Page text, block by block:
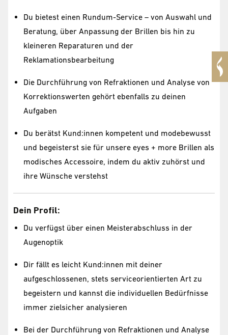
Du bietest einen Rundum-Service – von Auswahl und
Beratung, über Anpassung der Brillen bis hin zu
kleineren Reparaturen und der
Reklamationsbearbeitung
Die Durchführung von Refraktionen und Analyse von
Korrektionswerten gehört ebenfalls zu deinen
Aufgaben
Du berätst Kund:innen kompetent und modebewusst
und begeisterst sie für unsere eyes + more Brillen als
modisches Accessoire, indem du aktiv zuhörst und
ihre Wünsche verstehst
Dein Profil:
Du verfügst über einen Meisterabschluss in der
Augenoptik
Dir fällt es leicht Kund:innen mit deiner
aufgeschlossenen, stets serviceorientierten Art zu
begeistern und kannst die individuellen Bedürfnisse
immer zielsicher analysieren
Bei der Durchführung von Refraktionen und Analyse